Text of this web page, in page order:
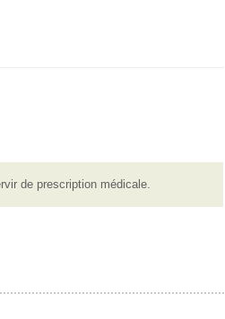
de prescription médicale.